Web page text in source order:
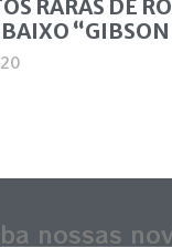
RARAS DE
nossas